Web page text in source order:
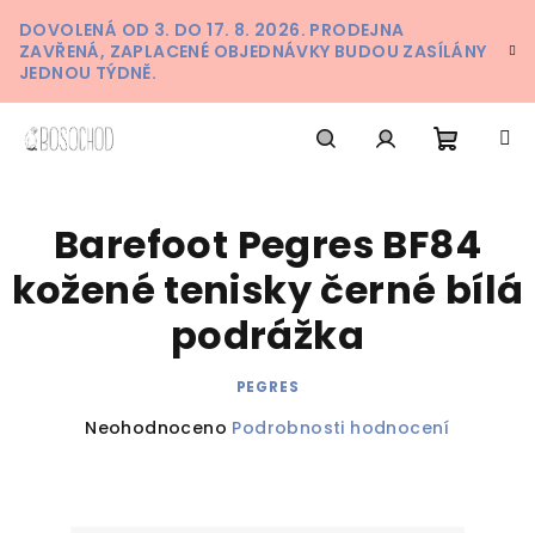
na
obsah
DOVOLENÁ OD 3. DO 17. 8. 2026. PRODEJNA
ZAVŘENÁ, ZAPLACENÉ OBJEDNÁVKY BUDOU ZASÍLÁNY
JEDNOU TÝDNĚ.
košík
Barefoot Pegres BF84
kožené tenisky černé bílá
podrážka
PEGRES
Průměrné
Neohodnoceno Podrobnosti hodnocení